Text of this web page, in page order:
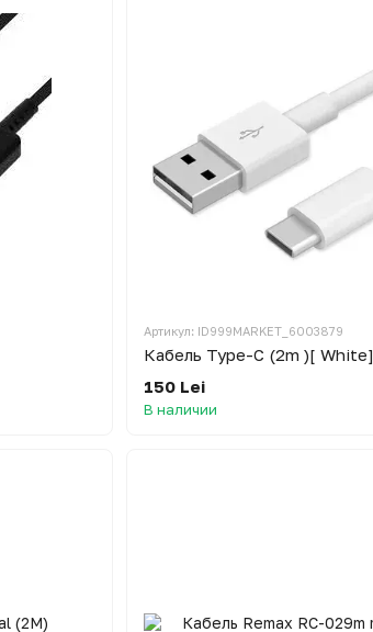
Артикул: ID999MARKET_6003879
Кабель Type-C (2m )[ White]
150 Lei
В наличии